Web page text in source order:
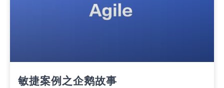
敏捷案例之企鹅故事